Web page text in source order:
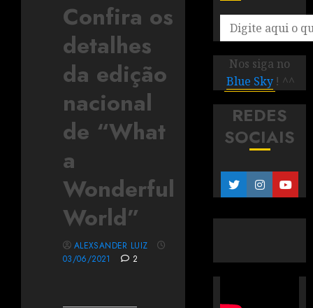
Confira os
detalhes
da edição
nacional
de “What
a
Wonderful
World”
ALEXSANDER LUIZ
03/06/2021
2
Nos siga no
Blue Sky ! ^^
REDES
SOCIAIS